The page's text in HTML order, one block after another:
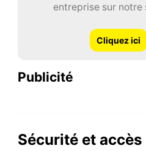
entreprise sur notre
Cliquez ici
Publicité
Sécurité et accès